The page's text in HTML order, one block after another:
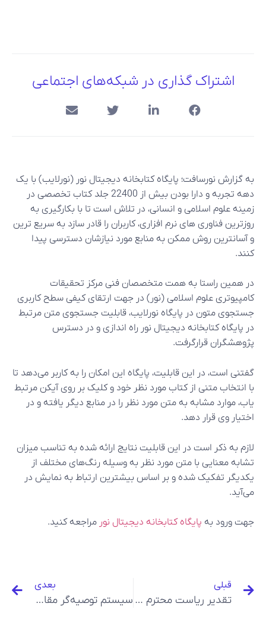
اشتراک گذاری در شبکه‌های اجتماعی
به گزارش نورسافت؛ پایگاه کتابخانه دیجیتال نور (نورلایب) با یک
دهه تجربه و دارا بودن بیش از 22400 جلد کتاب تخصصی در
زمینه علوم اسلامی و انسانی، در تلاش است تا با بکارگیری به
روزترین فناوری های نرم افزاری، کاربران را قادر سازد به سریع ترین
و آسانترین روش ممکن به منابع مورد نیازشان دسترسی پیدا
کنند.
در همین راستا به همت متخصصان فنی مرکز تحقیقات
کامپیوتری علوم اسلامی (نور) در جهت ارتقای کیفی سطح کاربری
جستجوی متون در پایگاه نورلایب، قابلیت جستجوی متن مرتبط
در پایگاه کتابخانه دیجیتال نور راه اندازی و در دسترس
پژوهشگران قرارگرفت.
گفتنی است، در این قابلیت، پایگاه این امکان را به کاربر می‌دهد تا
با انتخاب متنی از کتاب مورد نظر خود و کلیک بر روی آیکن مرتبط
یاب، موارد مشابه به متن مورد نظر را در منابع دیگر یافته و در
اختیار وی قرار دهد.
لازم به ذکر است در این قابلیت نتایج ارائه شده به تناسب میزان
تشابه معنایی با متن مورد نظر به وسیله رنگ‌های مختلف از
یکدیگر تفکیک شده و بر اساس بیشترین ارتباط به نمایش در
می‌آید.
جهت ورود به پایگاه کتابخانه دیجیتال نور مراجعه کنید.
قبلی
تقدیر ریاست محترم مرکز نور از مهندس حسین سنمار
بعدی
سیستم توصیه‌گر مقالات در پایگاه نورمگز راه‌اندازی شد